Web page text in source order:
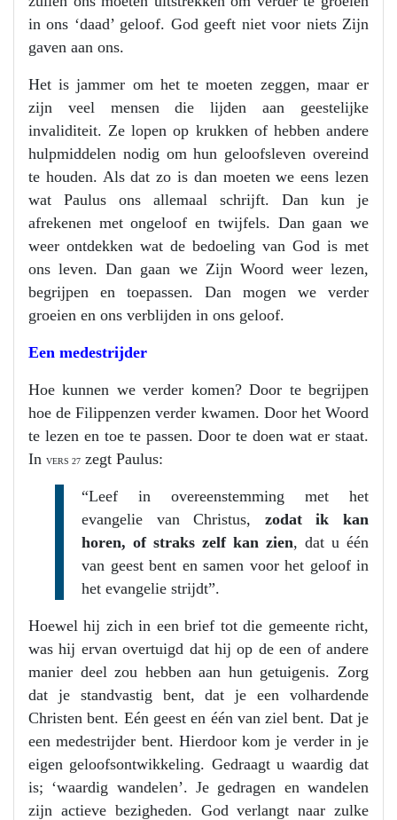
in ons ‘daad’ geloof. God geeft niet voor niets Zijn
gaven aan ons.
Het is jammer om het te moeten zeggen, maar er
zijn veel mensen die lijden aan geestelijke
invaliditeit. Ze lopen op krukken of hebben andere
hulpmiddelen nodig om hun geloofsleven overeind
te houden. Als dat zo is dan moeten we eens lezen
wat Paulus ons allemaal schrijft. Dan kun je
afrekenen met ongeloof en twijfels. Dan gaan we
weer ontdekken wat de bedoeling van God is met
ons leven. Dan gaan we Zijn Woord weer lezen,
begrijpen en toepassen. Dan mogen we verder
groeien en ons verblijden in ons geloof.
Een medestrijder
Hoe kunnen we verder komen? Door te begrijpen
hoe de Filippenzen verder kwamen. Door het Woord
te lezen en toe te passen. Door te doen wat er staat.
In VERS 27 zegt Paulus:
“Leef in overeenstemming met het
evangelie van Christus, zodat ik kan
horen, of straks zelf kan zien, dat u één
van geest bent en samen voor het geloof in
het evangelie strijdt”.
Hoewel hij zich in een brief tot die gemeente richt,
was hij ervan overtuigd dat hij op de een of andere
manier deel zou hebben aan hun getuigenis. Zorg
dat je standvastig bent, dat je een volhardende
Christen bent. Eén geest en één van ziel bent. Dat je
een medestrijder bent. Hierdoor kom je verder in je
eigen geloofsontwikkeling. Gedraagt u waardig dat
is; ‘waardig wandelen’. Je gedragen en wandelen
zijn actieve bezigheden. God verlangt naar zulke